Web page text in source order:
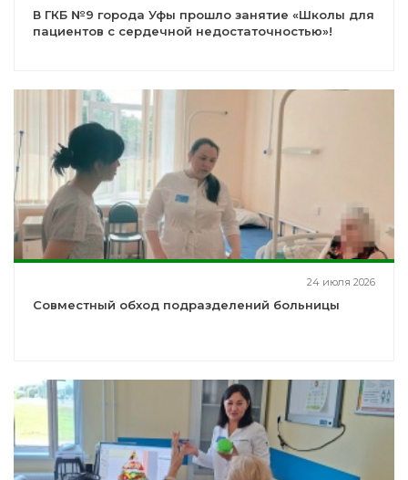
В ГКБ №9 города Уфы прошло занятие «Школы для
пациентов с сердечной недостаточностью»!
24 июля 2026
Совместный обход подразделений больницы